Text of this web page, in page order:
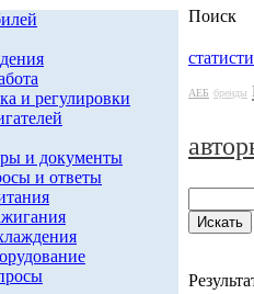
и регулировки
и документы
и ответы
Поиск
АЕБ бренды